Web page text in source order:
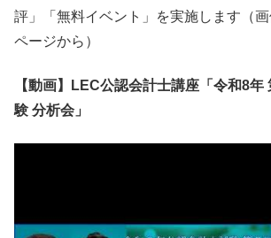
評」「無料イベント」を実施します（
ページから）
【動画】LEC公認会計士講座「令和8
験 分析会」